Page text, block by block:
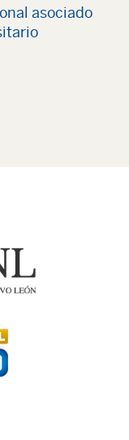
asociado